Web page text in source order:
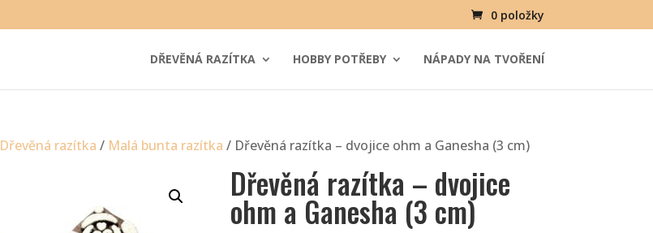
0 položky
DŘEVĚNÁ RAZÍTKA HOBBY POTŘEBY NÁPADY NA TVOŘENÍ
Dřevěná razítka / Malá bunta razítka / Dřevěná razítka – dvojice ohm a Ganesha (3 cm)
Dřevěná razítka – dvojice
ohm a Ganesha (3 cm)